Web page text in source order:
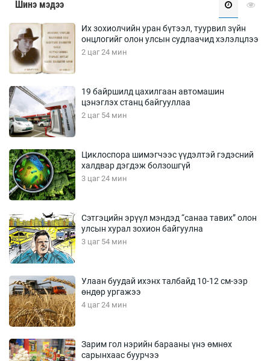
Шинэ мэдээ
Их зохиолчийн уран бүтээл, туурвил зүйн
онцлогийг олон улсын судлаачид хэлэлцлээ
2 цаг 24 мин
19 байршилд цахилгаан автомашин
цэнэглэх станц байгууллаа
2 цаг 54 мин
Циклоспора шимэгчээс үүдэлтэй гэдэсний
халдвар дэгдэж болзошгүй
3 цаг 24 мин
Сэтгэцийн эрүүл мэндэд “санаа тавих” олон
улсын хурал зохион байгуулна
3 цаг 54 мин
Улаан буудай ихэнх талбайд 10-12 см-ээр
өндөр ургажээ
4 цаг 24 мин
Зарим гол нэрийн барааны үнэ өмнөх
сарынхаас буурчээ